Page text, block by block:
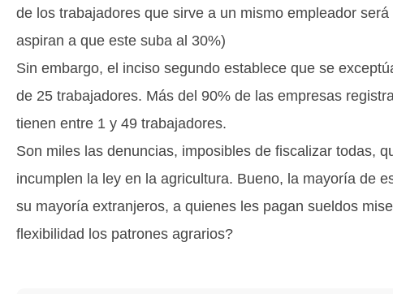
de los trabajadores que sirve a un mismo empleador
aspiran a que este suba al 30%)
Sin embargo, el inciso segundo establece que se
de 25 trabajadores. Más del 90% de las empresas
tienen entre 1 y 49 trabajadores.
Son miles las denuncias, imposibles de fiscalizar todas,
incumplen la ley en la agricultura. Bueno, la mayoría de
su mayoría extranjeros, a quienes les pagan sueldos
flexibilidad los patrones agrarios?